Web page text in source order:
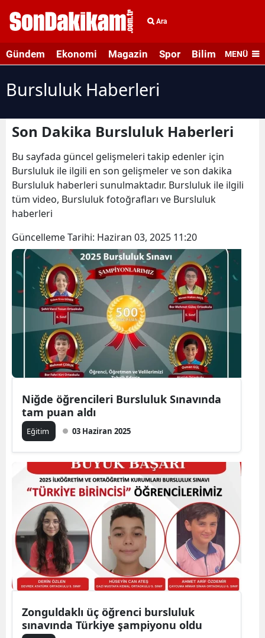
Ara
Gündem Ekonomi Magazin Spor Bilim veMENÜ
Bursluluk Haberleri
Son Dakika Bursluluk Haberleri
Bu sayfada güncel gelişmeleri takip edenler için
Bursluluk ile ilgili en son gelişmeler ve son dakika
Bursluluk haberleri sunulmaktadır. Bursluluk ile ilgili
tüm video, Bursluluk fotoğrafları ve Bursluluk
haberleri
Güncelleme Tarihi: Haziran 03, 2025 11:20
Niğde öğrencileri Bursluluk Sınavında
tam puan aldı
Eğitim 03 Haziran 2025
Zonguldaklı üç öğrenci bursluluk
sınavında Türkiye şampiyonu oldu